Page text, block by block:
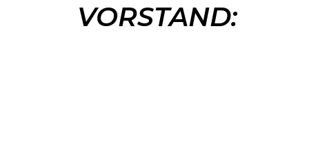
VORSTAND: